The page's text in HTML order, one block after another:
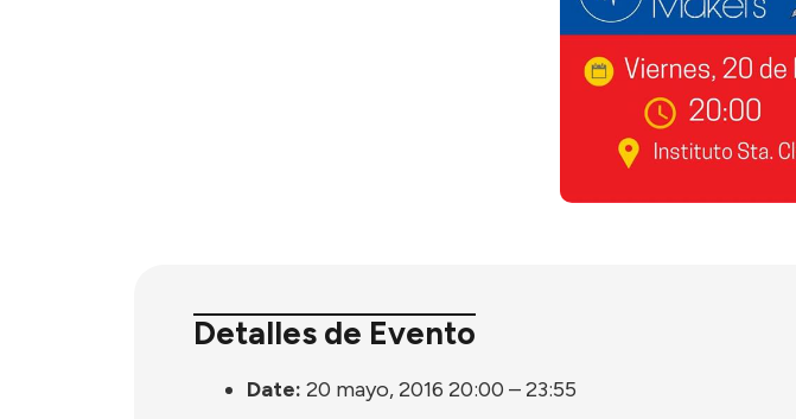
Detalles de Evento
Date: 20 mayo, 2016 20:00 –23:55